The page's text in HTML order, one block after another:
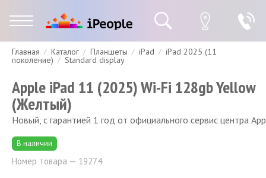
Гарантия Доставка и оплата Спецпредложения
Главная Каталог Планшеты iPad iPad 2025 (11
поколение) Standard display
Apple iPad 11 (2025) Wi-Fi 128gb Yellow
(Желтый)
Новый, с гарантией 1 год от официального сервис центра
В наличии
Номер товара — 19274